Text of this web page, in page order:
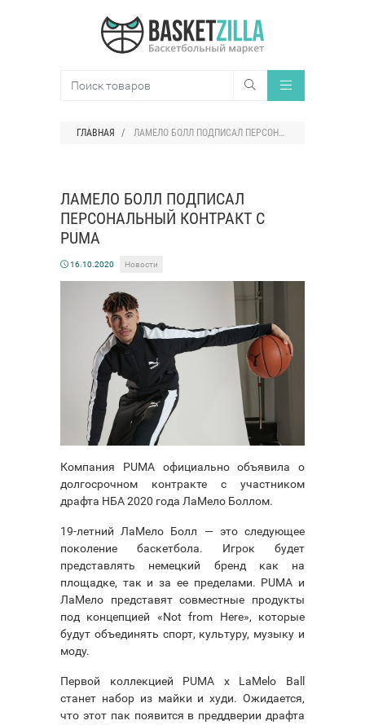
ГЛАВНАЯ ЛАМЕЛО БОЛЛ ПОДПИСАЛ ПЕРСОНАЛЬНЫЙ КОНТРАКТ С PUMA
ЛАМЕЛО БОЛЛ ПОДПИСАЛ
ПЕРСОНАЛЬНЫЙ КОНТРАКТ С
PUMA
16.10.2020 Новости
Компания PUMA официально объявила о
долгосрочном контракте с участником
драфта НБА 2020 года ЛаМело Боллом.
19-летний ЛаМело Болл — это следующее
поколение баскетбола. Игрок будет
представлять немецкий бренд как на
площадке, так и за ее пределами. PUMA и
ЛаМело представят совместные продукты
под концепцией «Not from Here», которые
будут объединять спорт, культуру, музыку и
моду.
Первой коллекцией PUMA x LaMelo Ball
станет набор из майки и худи. Ожидается,
что этот пак появится в преддверии драфта